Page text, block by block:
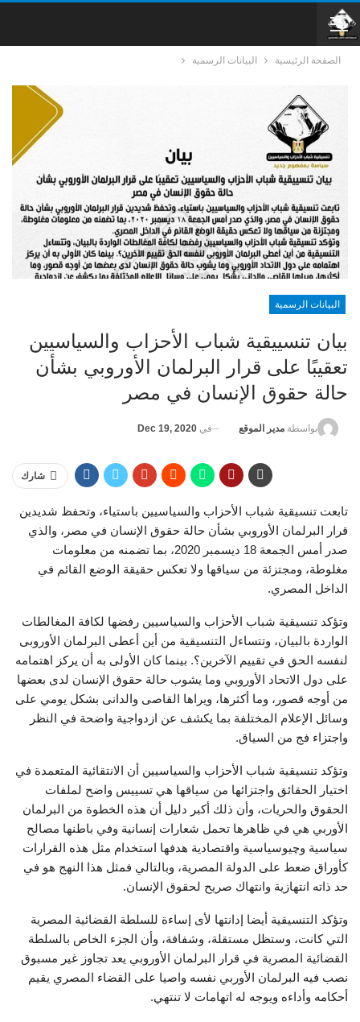
الصفحة الرئيسية البيانات الرسمية
البيانات الرسمية
بيان تنسييقية شباب الأحزاب والسياسيين
تعقيبًا على قرار البرلمان الأوروبي بشأن
حالة حقوق الإنسان في مصر
بواسطة مدير الموقع في Dec 19, 2020
شارك
تابعت تنسيقية شباب الأحزاب والسياسيين باستياء، وتحفظ شديدين
قرار البرلمان الأوروبي بشأن حالة حقوق ‏الإنسان في مصر، والذي
صدر أمس الجمعة 18 ديسمبر 2020، بما تضمنه من معلومات
مغلوطة، ومجتزئة من سياقها ولا تعكس حقيقة الوضع القائم في
الداخل المصري.
وتؤكد تنسيقية شباب الأحزاب والسياسيين رفضها لكافة المغالطات
الواردة بالبيان، وتتساءل التنسيقية من أين أعطى البرلمان الأوروبى
لنفسه الحق في تقييم الآخرين؟. بينما كان الأولى به أن يركز اهتمامه
على دول الاتحاد الأوروبي وما يشوب حالة حقوق الإنسان لدى بعضها
من أوجه قصور، وما أكثرها، ويراها القاصى والدانى بشكل يومي على
وسائل الإعلام المختلفة بما يكشف عن ازدواجية واضحة في النظر
واجتزاء فج من السياق.
وتؤكد تنسيقية شباب الأحزاب والسياسيين أن الانتقائية المتعمدة في
اختيار الحقائق واجتزائها من سياقها هي تسييس واضح لملفات
الحقوق والحريات، وأن ذلك أكبر دليل أن هذه الخطوة من البرلمان
الأوربي هي في ظاهرها تحمل شعارات إنسانية وفي باطنها مصالح
سياسية وچيوسياسية واقتصادية هدفها استخدام مثل هذه القرارات
كأوراق ضعط على الدولة المصرية، وبالتالي فمثل هذا النهج هو في
حد ذاته انتهازية وانتهاك صريح لحقوق الإنسان.
وتؤكد التنسيقية أيضا إدانتها لأى إساءة للسلطة القضائية المصرية
التي كانت، وستظل مستقلة، وشفافة، وأن الجزء الخاص بالسلطة
القضائية المصرية في قرار البرلمان الأوروبي يعد تجاوز غير مسبوق
نصب فيه البرلمان الأوربي نفسه واصيا على القضاء المصري يقيم
أحكامه وأداءه ويوجه له اتهامات لا تنتهي.